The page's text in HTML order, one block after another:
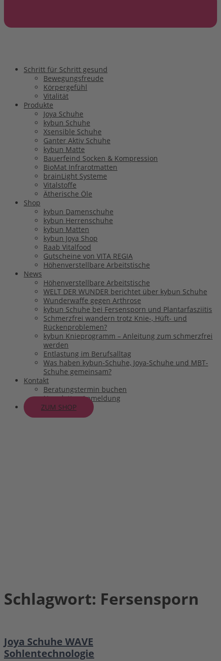
Schritt für Schritt gesund
Bewegungsfreude
Körpergefühl
Vitalität
Produkte
Joya Schuhe
kybun Schuhe
Xsensible Schuhe
Ganter Aktiv Schuhe
kybun Matte
Bauerfeind Socken & Kompression
BioMat Infrarotmatten
brainLight Systeme
Vitalstoffe
Ätherische Öle
Shop
kybun Damenschuhe
kybun Herrenschuhe
kybun Matten
kybun Joya Shop
Raab Vitalfood
Gutscheine von VITA REGIA
Höhenverstellbare Arbeitstische
News
Höhenverstellbare Arbeitstische
WELT DER WUNDER berichtet über kybun Schuhe
Wunderwaffe gegen Arthrose
kybun Schuhe bei Fersensporn und Plantarfasziitis
Schmerzfrei wandern trotz Knie-, Hüft- und
Rückenproblemen?
kybun Knieprogramm – Anleitung zum schmerzfrei
werden
Entlastung im Berufsalltag
Was haben kybun-Schuhe, Joya-Schuhe und MBT-
Schuhe gemeinsam?
Kontakt
Beratungstermin buchen
Newsletter-Anmeldung
ZUM SHOP
Schlagwort: Fersensporn
Joya Schuhe WAVE
Sohlentechnologie